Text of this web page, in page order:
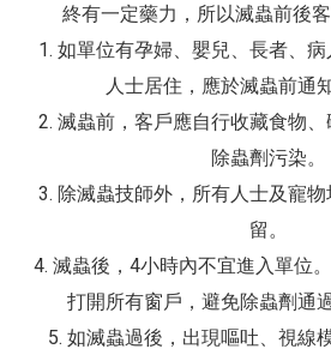
終有一定藥力，所以滅蟲前後
1. 如單位有孕婦、嬰兒、長者、
人士居住，應於滅蟲前通
2. 滅蟲前，客戶應自行收藏食物
除蟲劑污染。
3. 除滅蟲技師外，所有人士及寵
留。
4. 滅蟲後，4小時內不宜進入單位
打開所有窗戶，避免除蟲劑通
5. 如滅蟲過後，出現嘔吐、視線